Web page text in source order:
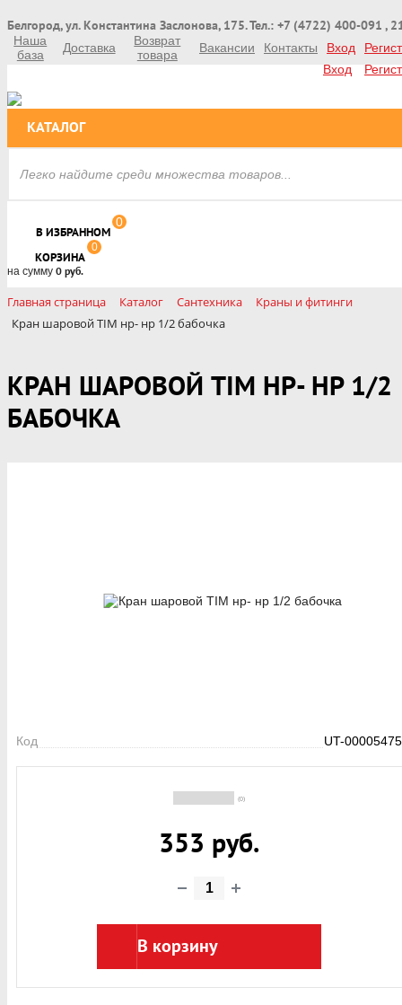
Белгород, ул. Константина Заслонова, 175. Тел.: +7 (4722) 400-091 ,
Наша
база
Доставка
Возврат
товара
Вакансии Контакты Вход
Вход
КАТАЛОГ
В ИЗБРАННОМ
0
КОРЗИНА
0
на сумму 0 руб.
Главная страница Каталог Сантехника
Краны и фитинги
Кран шаровой TIM нр- нр 1/2 бабочка
КРАН ШАРОВОЙ TIM НР- НР 1/2
БАБОЧКА
Код UT-00005475
(0)
353 руб.
В корзину